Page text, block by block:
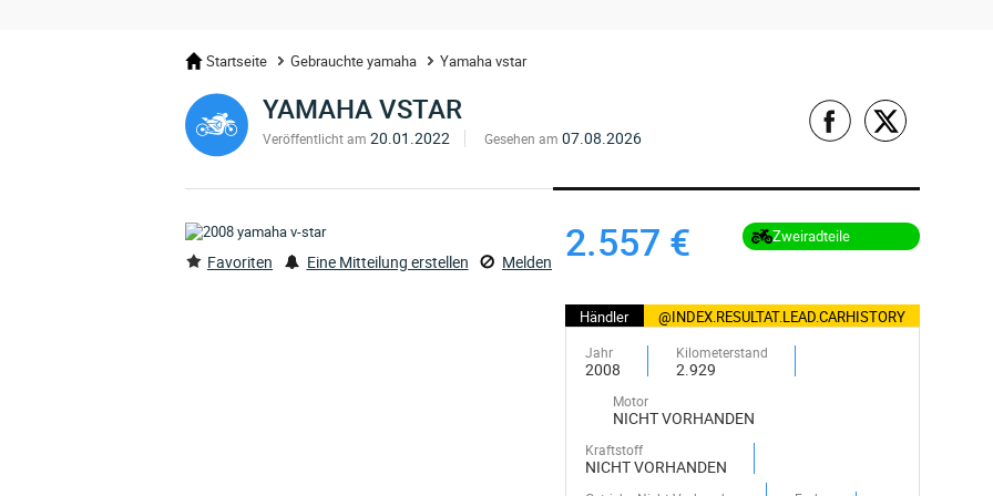
Startseite Gebrauchte yamaha Yamaha vstar
YAMAHA VSTAR
Veröffentlicht am 20.01.2022 Gesehen am 07.08.2026
Favoriten Eine Mitteilung erstellen Melden 2.557 € Zweiradteile
Händler @INDEX.RESULTAT.LEAD.CARHISTORY
Jahr
2008
Kilometerstand
2.929
Motor
NICHT VORHANDEN
Kraftstoff
NICHT VORHANDEN